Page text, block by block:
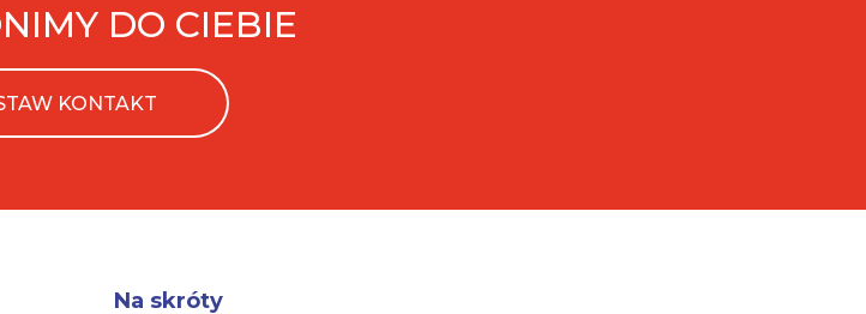
DO CIEBIE
KONTAKT
Na skróty